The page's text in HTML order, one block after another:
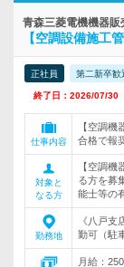
青森三菱電機機器販
【空調設備施工
正社員 第二新卒歓
終了日：2026/07/30
仕事内容
【空調
合格で報
対象と
なる方
【空調
る方を募
能士等の
勤務地
《八戸
勤可（駐
月給：